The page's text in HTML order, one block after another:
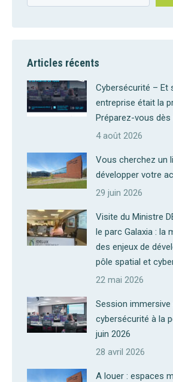
Articles récents
Cybersécurité – Et
entreprise était la
Préparez-vous
4 août 2026
Vous cherchez un
développer votre
29 juin 2026
Visite du Ministre
le parc Galaxia : la
des enjeux de
pôle spatial et
22 mai 2026
Session immersive
cybersécurité à la
juin 2026
28 avril 2026
A louer : espaces